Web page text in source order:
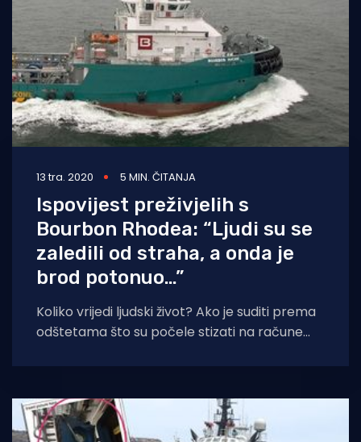
13 tra. 2020 5 MIN. ČITANJA
Ispovijest preživjelih s
Bourbon Rhodea: “Ljudi su se
zaledili od straha, a onda je
brod potonuo…”
Koliko vrijedi ljudski život? Ako je suditi prema
odštetama što su počele stizati na račune